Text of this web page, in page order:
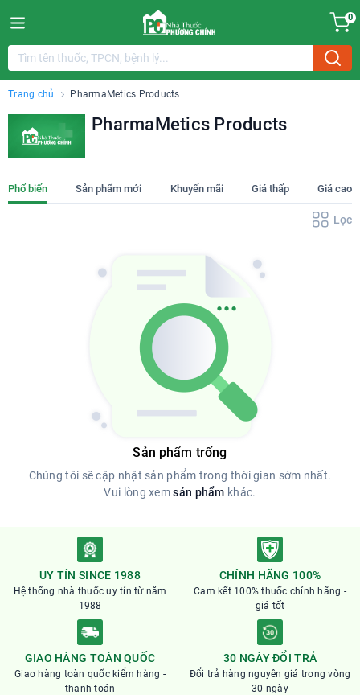
0
Trang chủ PharmaMetics Products
PharmaMetics Products
Phổ biến Sản phẩm mới Khuyến mãi Giá thấp Giá cao
Lọc
Sản phẩm trống
Chúng tôi sẽ cập nhật sản phẩm trong thời gian sớm nhất.
Vui lòng xemsản phẩm khác.
UY TÍN SINCE 1988
Hệ thống nhà thuốc uy tín từ năm
1988
CHÍNH HÃNG 100%
Cam kết 100% thuốc chính hãng -
giá tốt
GIAO HÀNG TOÀN QUỐC
Giao hàng toàn quốc kiểm hàng -
thanh toán
30 NGÀY ĐỔI TRẢ
Đổi trả hàng nguyên giá trong vòng
30 ngày